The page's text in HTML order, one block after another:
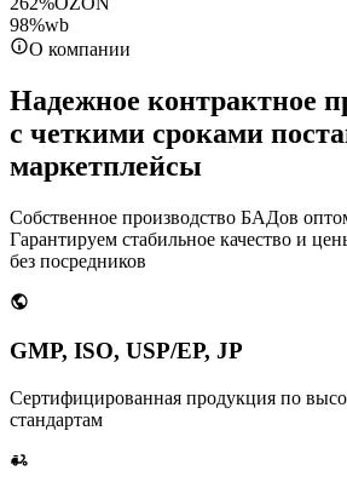
98%wb
О компании
Надежное контрактное
с четкими сроками
маркетплейсы
Собственное производство БАДов
Гарантируем стабильное качество и
без посредников
GMP, ISO, USP/EP, JP
Сертифицированная продукция по
стандартам